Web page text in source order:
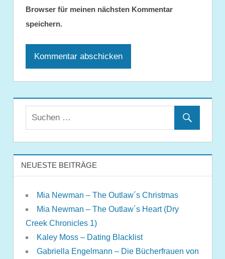
Browser für meinen nächsten Kommentar
speichern.
NEUESTE BEITRÄGE
Mia Newman – The Outlaw´s Christmas
Mia Newman – The Outlaw´s Heart (Dry
Creek Chronicles 1)
Kaley Moss – Dating Blacklist
Gabriella Engelmann – Die Bücherfrauen von